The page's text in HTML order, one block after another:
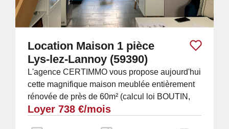
Location Maison 1 pièce
Lys-lez-Lannoy (59390)
L'agence CERTIMMO vous propose aujourd'hui
cette magnifique maison meublée entièrement
rénovée de près de 60m² (calcul loi BOUTIN,
près de 70m² en surface au sol) sur...
Loyer 738 €/mois